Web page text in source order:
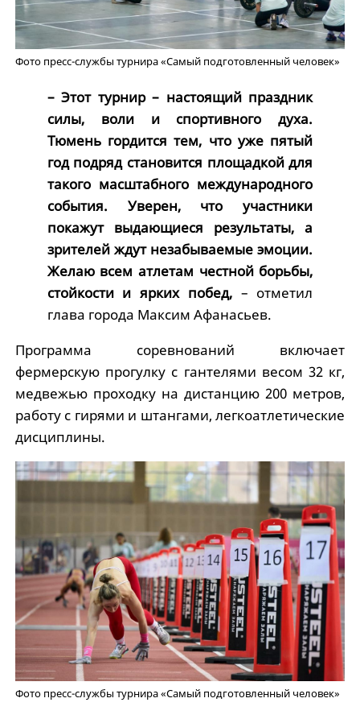
Фото пресс-службы турнира «Самый подготовленный человек»
– Этот турнир – настоящий праздник
силы, воли и спортивного духа.
Тюмень гордится тем, что уже пятый
год подряд становится площадкой для
такого масштабного международного
события. Уверен, что участники
покажут выдающиеся результаты, а
зрителей ждут незабываемые эмоции.
Желаю всем атлетам честной борьбы,
стойкости и ярких побед,– отметил
глава города Максим Афанасьев.
Программа соревнований включает
фермерскую прогулку с гантелями весом 32 кг,
медвежью проходку на дистанцию 200 метров,
работу с гирями и штангами, легкоатлетические
дисциплины.
Фото пресс-службы турнира «Самый подготовленный человек»